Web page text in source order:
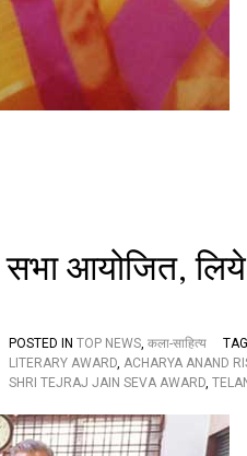
ते
ज
ज
जै
न
रो
जु
ला
ई
,
क
सभा आयोजित,
POSTED IN TOP NEWS, कला-साहित्य
LITERARY AWARD, ACHARYA ANAND
SHRI TEJRAJ JAIN SEVA AWARD,